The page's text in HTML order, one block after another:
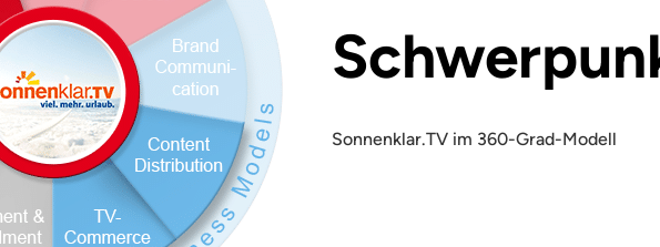
Sonnenklar.TV im 360-Grad-Modell